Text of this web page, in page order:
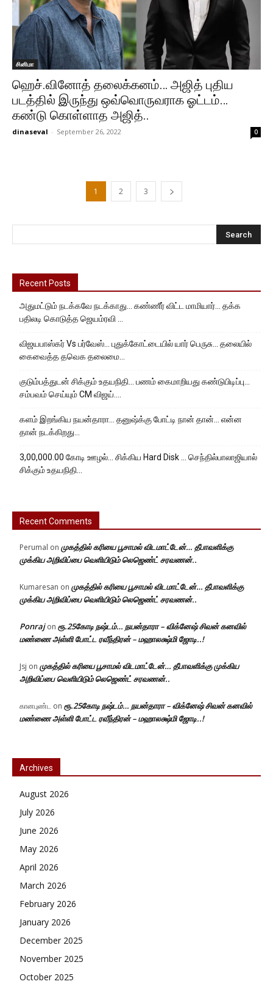
சினிமா
ஹெச்.வினோத் தலைக்கனம்… அஜித் புதிய
படத்தில் இருந்து ஒவ்வொருவராக ஓட்டம்…
கண்டு கொள்ளாத அஜித்..
dinaseval - September 26, 2022 0
1 2 3
Recent Posts
அதுமட்டும் நடக்கவே நடக்காது… கண்ணீர் விட்ட மாமியார்… தக்க
பதிலடி கொடுத்த ஜெயம்ரவி …
விஜயபாஸ்கர் Vs பர்வேஸ்… புதுக்கோட்டையில் யார் பெருசு… தலையில்
கைவைத்த தவெக தலைமை…
குடும்பத்துடன் சிக்கும் உதயநிதி… பணம் கைமாறியது கண்டுபிடிப்பு…
சம்பவம் செய்யும் CM விஜய்….
களம் இறங்கிய நயன்தாரா… தனுஷ்க்கு போட்டி நான் தான்… என்ன
தான் நடக்கிறது…
3,00,000.00 கோடி ஊழல்… சிக்கிய Hard Disk … செந்தில்பாலாஜியால்
சிக்கும் உதயநிதி…
Recent Comments
Perumal on முகத்தில் கரியை பூசாமல் விடமாட்டேன்… தீபாவளிக்கு
முக்கிய அறிவிப்பை வெளியிடும் லெஜெண்ட் சரவணன்..
Kumaresan on முகத்தில் கரியை பூசாமல் விடமாட்டேன்… தீபாவளிக்கு
முக்கிய அறிவிப்பை வெளியிடும் லெஜெண்ட் சரவணன்..
Ponrajon ரூ.25கோடி நஷ்டம்… நயன்தாரா – விக்னேஷ் சிவன் கனவில்
மண்ணை அள்ளி போட்ட ரவீந்திரன் – மஹாலக்ஷ்மி ஜோடி..!
Jsj on முகத்தில் கரியை பூசாமல் விடமாட்டேன்… தீபாவளிக்கு முக்கிய
அறிவிப்பை வெளியிடும் லெஜெண்ட் சரவணன்..
கானபுண்ட on ரூ.25கோடி நஷ்டம்… நயன்தாரா – விக்னேஷ் சிவன் கனவில்
மண்ணை அள்ளி போட்ட ரவீந்திரன் – மஹாலக்ஷ்மி ஜோடி..!
Archives
August 2026
July 2026
June 2026
May 2026
April 2026
March 2026
February 2026
January 2026
December 2025
November 2025
October 2025